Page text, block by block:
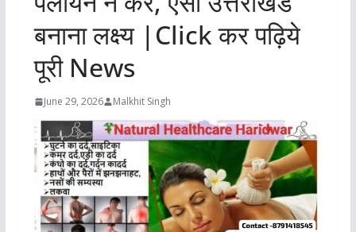
बनाना लक्ष्य |Click कर पढ़िये
पूरी News
June 29, 2026 Malkhit Singh